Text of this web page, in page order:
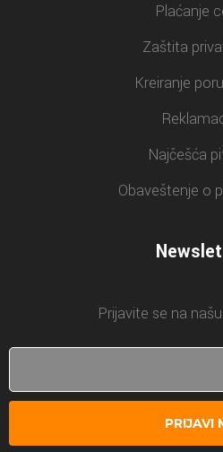
Plaćanje
Zaštita
Kreiranje
Najčešća
Obaveštenje o
Prijavite se na
PRIJAVI